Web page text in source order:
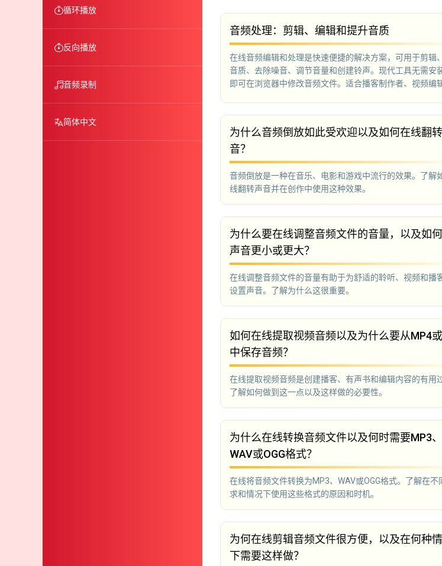
循环播放
反向播放
音频录制
简体中文
音频处理：剪辑、编辑和提升音质
在线音频编辑和处理是快速便捷的解决方案，可用于剪辑
音质、去除噪音、调节音量和创建铃声。现代工具无需安
即可在浏览器中修改音频文件。适合播客制作者、视频编
为什么音频倒放如此受欢迎以及如何在线翻
音？
音频倒放是一种在音乐、电影和游戏中流行的效果。了解
线翻转声音并在创作中使用这种效果。
为什么要在线调整音频文件的音量，以及如
声音更小或更大？
在线调整音频文件的音量有助于为舒适的聆听、视频和播
设置声音。了解为什么这很重要。
如何在线提取视频音频以及为什么要从MP4
中保存音频？
在线提取视频音频是创建播客、有声书和编辑内容的有用
了解如何做到这一点以及这样做的必要性。
为什么在线转换音频文件以及何时需要MP3、
WAV或OGG格式？
在线将音频文件转换为MP3、WAV或OGG格式。了解在不
求和情况下使用这些格式的原因和时机。
为何在线剪辑音频文件很方便，以及在何种
下需要这样做？